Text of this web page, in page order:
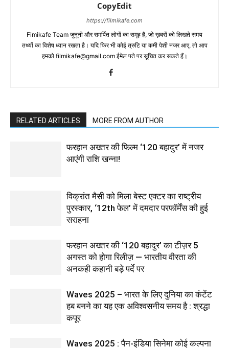
CopyEdit
https://filmikafe.com
Fimikafe Team जुनूनी और समर्पित लोगों का समूह है, जो ख़बरों को लिखते समय
तथ्‍यों का विशेष ध्‍यान रखता है। यदि फिर भी कोई त्रुटि या कमी पेशी नजर आए, तो आप
हमको filmikafe@gmail.com ईमेल पते पर सूचित कर सकते हैं।
RELATED ARTICLES MORE FROM AUTHOR
फरहान अख्तर की फिल्म ‘120 बहादुर’ में नजर
आएंगी राशि खन्ना!
विक्रांत मैसी को मिला बेस्ट एक्टर का राष्ट्रीय
पुरस्कार, ‘12th फेल’ में दमदार परफॉर्मेंस की हुई
सराहना
फरहान अख्तर की ‘120 बहादुर’ का टीज़र 5
अगस्त को होगा रिलीज़ — भारतीय वीरता की
अनकही कहानी बड़े पर्दे पर
Waves 2025 – भारत के लिए दुनिया का कंटेंट
हब बनने का यह एक अविश्वसनीय समय है : श्रद्धा
कपूर
Waves 2025 : पैन-इंडिया सिनेमा कोई कल्पना